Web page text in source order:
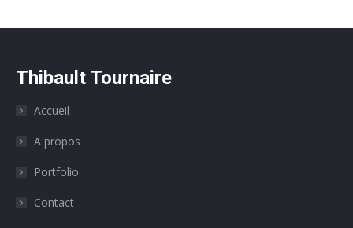
Thibault Tournaire
Accueil
A propos
Portfolio
Contact